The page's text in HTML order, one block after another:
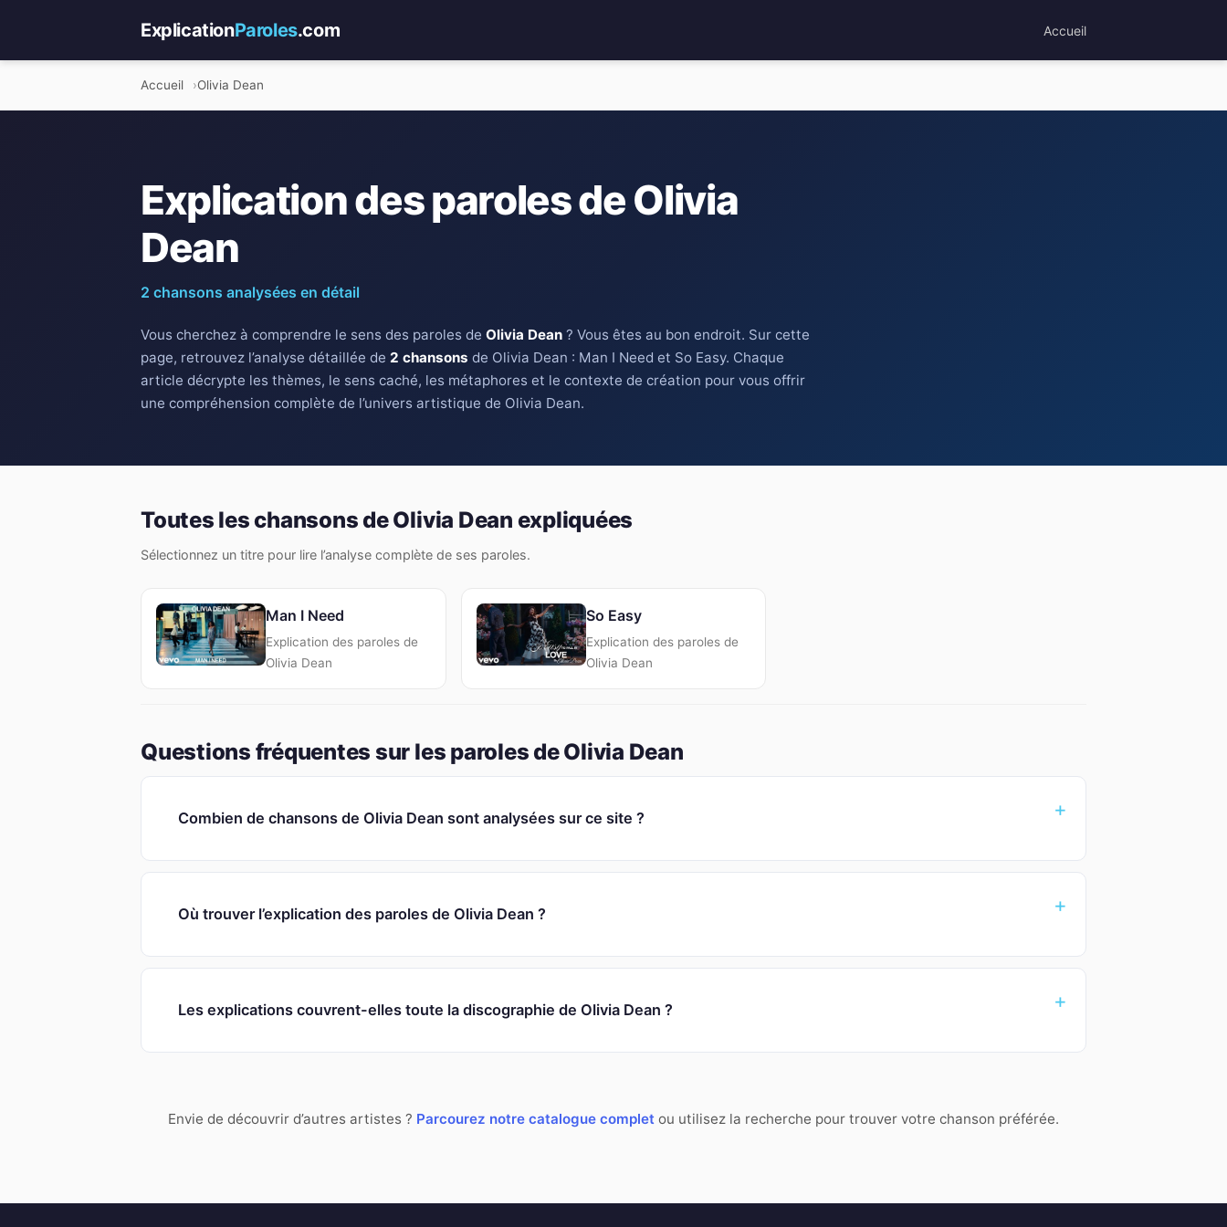
ExplicationParoles.com Accueil
Accueil Olivia Dean
Explication des paroles de Olivia
Dean
2 chansons analysées en détail
Vous cherchez à comprendre le sens des paroles de Olivia Dean ? Vous êtes au bon endroit. Sur cette
page, retrouvez l’analyse détaillée de 2 chansons de Olivia Dean : Man I Need et So Easy. Chaque
article décrypte les thèmes, le sens caché, les métaphores et le contexte de création pour vous offrir
une compréhension complète de l’univers artistique de Olivia Dean.
Toutes les chansons de Olivia Dean expliquées
Sélectionnez un titre pour lire l’analyse complète de ses paroles.
Man I Need
Explication des paroles de
Olivia Dean
So Easy
Explication des paroles de
Olivia Dean
Questions fréquentes sur les paroles de Olivia Dean
Combien de chansons de Olivia Dean sont analysées sur ce site ?
Où trouver l’explication des paroles de Olivia Dean ?
Les explications couvrent-elles toute la discographie de Olivia Dean ?
Envie de découvrir d’autres artistes ? Parcourez notre catalogue complet ou utilisez la recherche pour trouver votre chanson préférée.